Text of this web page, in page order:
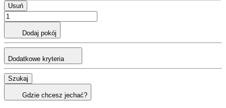
Usuń
Dodaj pokój
Dodatkowe kryteria
Szukaj
Gdzie chcesz jechać?